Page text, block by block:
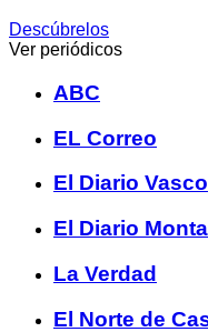
Descúbrelos
Ver periódicos
ABC
EL Correo
El Diario Vasco
El Diario
La Verdad
El Norte de